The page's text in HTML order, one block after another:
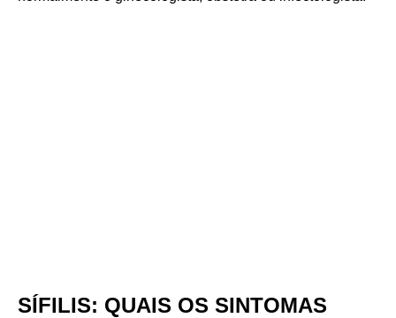
SÍFILIS: QUAIS OS SINTOMAS